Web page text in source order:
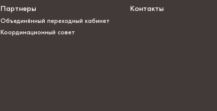
Партнеры
Объединённый переходный кабинет
Координационный совет
Контакты